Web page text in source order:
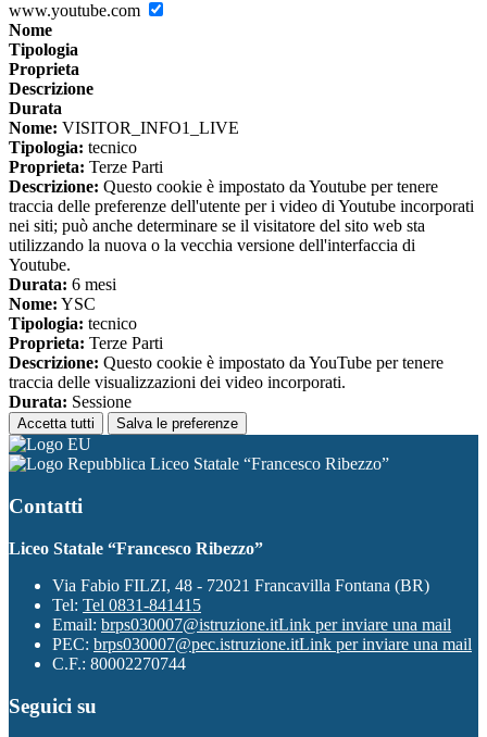
www.youtube.com
Nome
Tipologia
Proprieta
Descrizione
Durata
Nome: VISITOR_INFO1_LIVE
Tipologia: tecnico
Proprieta: Terze Parti
Descrizione: Questo cookie è impostato da Youtube per tenere
traccia delle preferenze dell'utente per i video di Youtube incorporati
nei siti; può anche determinare se il visitatore del sito web sta
utilizzando la nuova o la vecchia versione dell'interfaccia di
Youtube.
Durata: 6 mesi
Nome: YSC
Tipologia: tecnico
Proprieta: Terze Parti
Descrizione: Questo cookie è impostato da YouTube per tenere
traccia delle visualizzazioni dei video incorporati.
Durata: Sessione
Accetta tutti Salva le preferenze
Liceo Statale “Francesco Ribezzo”
Contatti
Liceo Statale “Francesco Ribezzo”
Via Fabio FILZI, 48 - 72021 Francavilla Fontana (BR)
Tel: Tel 0831-841415
Email: brps030007@istruzione.itLink per inviare una mail
PEC: brps030007@pec.istruzione.itLink per inviare una mail
C.F.: 80002270744
Seguici su